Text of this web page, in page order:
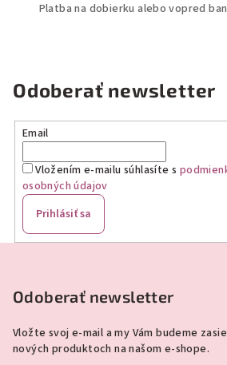
Platba na dobierku alebo vopred
Odoberať newsletter
Email
Vložením e-mailu súhlasíte s
osobných údajov
Prihlásiť sa
Odoberať newsletter
Vložte svoj e-mail a my Vám budeme
nových produktoch na našom e-shope.